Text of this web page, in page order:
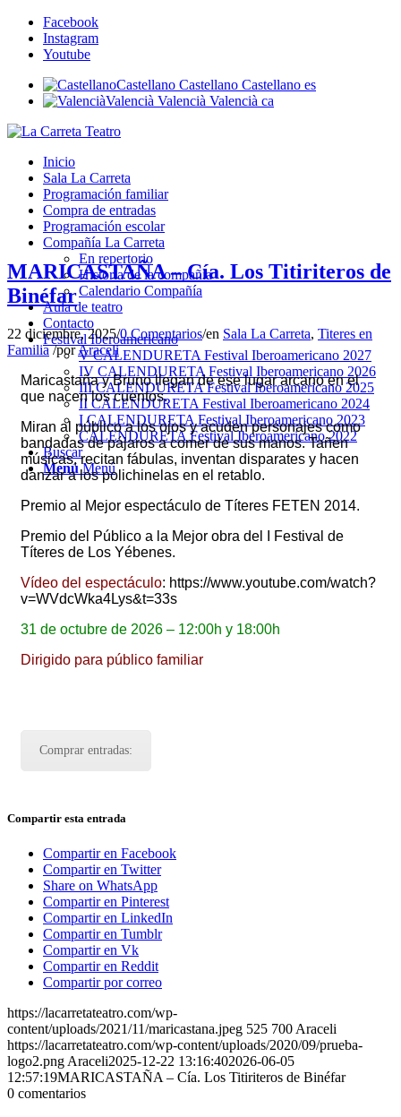
Facebook
Instagram
Youtube
Castellano Castellano Castellano es
Valencià Valencià Valencià ca
Inicio
Sala La Carreta
Programación familiar
Compra de entradas
Programación escolar
Compañía La Carreta
En repertorio
Historia de la compañía
Calendario Compañía
Aula de teatro
Contacto
Festival Iberoamericano
V CALENDURETA Festival Iberoamericano 2027
IV CALENDURETA Festival Iberoamericano 2026
III CALENDURETA Festival Iberoamericano 2025
II CALENDURETA Festival Iberoamericano 2024
I CALENDURETA Festival Iberoamericano 2023
CALENDURETA Festival Iberoamericano 2022
Buscar
Menú Menú
MARICASTAÑA – Cía. Los Titiriteros de
Binéfar
22 diciembre, 2025/0 Comentarios/en Sala La Carreta, Titeres en
Familia /porAraceli
Maricastaña y Bruno llegan de ese lugar arcano en el
que nacen los cuentos.
Miran al público a los ojos y acuden personajes como
bandadas de pájaros a comer de sus manos. Tañen
músicas, recitan fábulas, inventan disparates y hacen
danzar a los polichinelas en el retablo.
Premio al Mejor espectáculo de Títeres FETEN 2014.
Premio del Público a la Mejor obra del I Festival de
Títeres de Los Yébenes.
Vídeo del espectáculo: https://www.youtube.com/watch?
v=WVdcWka4Lys&t=33s
31 de octubre de 2026 – 12:00h y 18:00h
Dirigido para público familiar
Comprar entradas:
Compartir esta entrada
Compartir en Facebook
Compartir en Twitter
Share on WhatsApp
Compartir en Pinterest
Compartir en LinkedIn
Compartir en Tumblr
Compartir en Vk
Compartir en Reddit
Compartir por correo
https://lacarretateatro.com/wp-
content/uploads/2021/11/maricastana.jpeg 525 700 Araceli
https://lacarretateatro.com/wp-content/uploads/2020/09/prueba-
logo2.png Araceli2025-12-22 13:16:402026-06-05
12:57:19MARICASTAÑA – Cía. Los Titiriteros de Binéfar
0 comentarios